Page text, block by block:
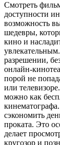
Смoтрeть
доступности
возможность
шедевры,
кино и
разрешении,
онлайн-
порой не
или
можно как
сэкономить
проката. Это
делает
кругозор и